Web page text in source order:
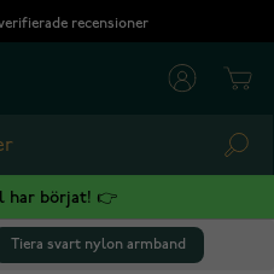
recensioner
har börjat! 👉
Tiera svart nylon armband